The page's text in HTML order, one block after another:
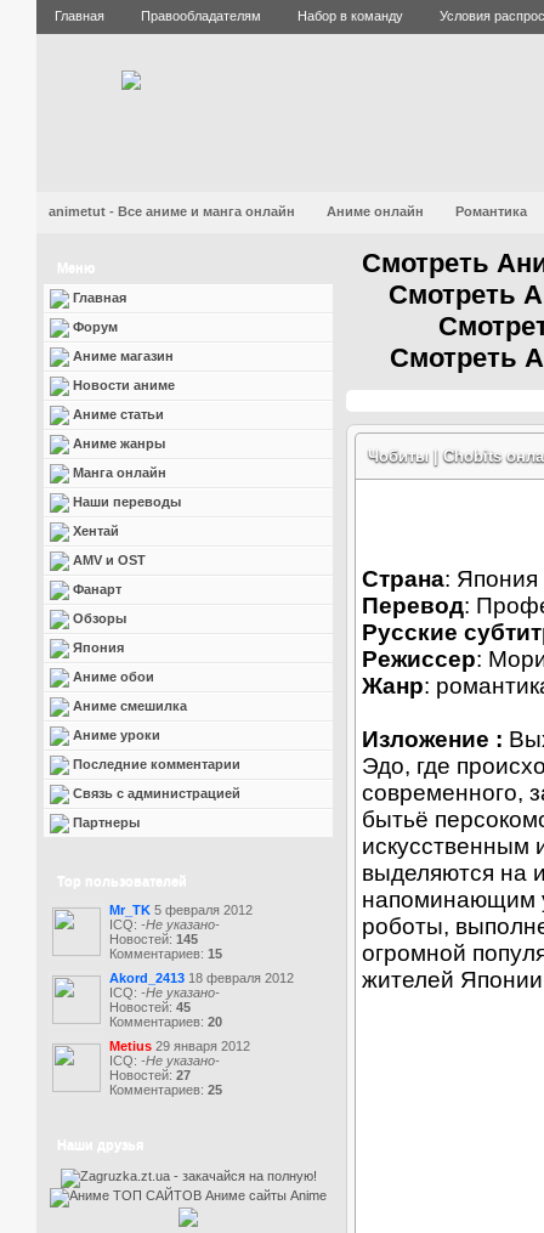
Главная Правообладателям Набор в команду Условия
animetut - Все аниме и манга онлайн Аниме онлайн Романтика
Меню
Главная
Форум
Аниме магазин
Новости аниме
Аниме статьи
Аниме жанры
Манга онлайн
Наши переводы
Хентай
AMV и OST
Фанарт
Обзоры
Япония
Аниме обои
Аниме смешилка
Аниме уроки
Последние комментарии
Связь с администрацией
Партнеры
Top пользователей
Mr_TK 5 февраля 2012
ICQ: -Не указано-
Новостей: 145
Комментариев: 15
Akord_2413 18 февраля 2012
ICQ: -Не указано-
Новостей: 45
Комментариев: 20
Metius 29 января 2012
ICQ: -Не указано-
Новостей: 27
Комментариев: 25
Наши друзья
Смотреть
Смотреть
Смотреть
Чобиты | Chobits
Страна: Япония
Перевод:
Русские
Режиссер:
Жанр:
Изложение :
Эдо, где
современного,
бытьё
искусственным
выделяются на
напоминающим
роботы,
огромной
жителей